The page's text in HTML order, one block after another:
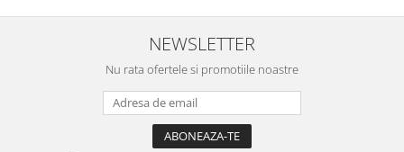
NEWSLETTER
Nu rata ofertele si promotiile noastre